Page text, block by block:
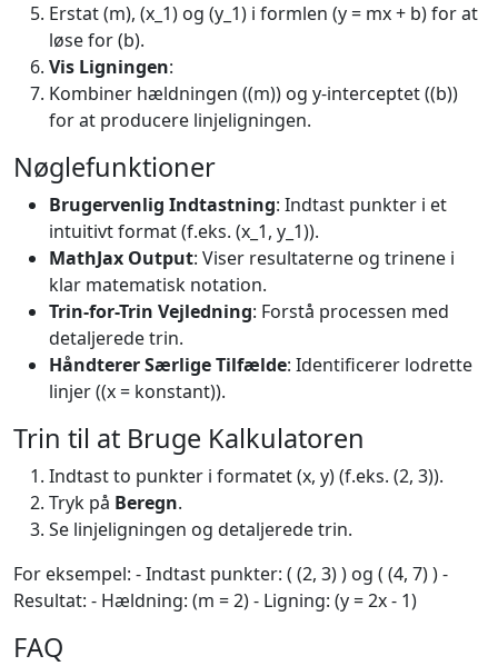
Erstat (m), (x_1) og (y_1) i formlen (y = mx + b) for at
løse for (b).
Vis Ligningen:
Kombiner hældningen ((m)) og y-interceptet ((b))
for at producere linjeligningen.
Nøglefunktioner
Brugervenlig Indtastning: Indtast punkter i et
intuitivt format (f.eks. (x_1, y_1)).
MathJax Output: Viser resultaterne og trinene i
klar matematisk notation.
Trin-for-Trin Vejledning: Forstå processen med
detaljerede trin.
Håndterer Særlige Tilfælde: Identificerer lodrette
linjer ((x = konstant)).
Trin til at Bruge Kalkulatoren
Indtast to punkter i formatet (x, y) (f.eks. (2, 3)).
Tryk på Beregn.
Se linjeligningen og detaljerede trin.
For eksempel: - Indtast punkter: ( (2, 3) ) og ( (4, 7) ) -
Resultat: - Hældning: (m = 2) - Ligning: (y = 2x - 1)
FAQ